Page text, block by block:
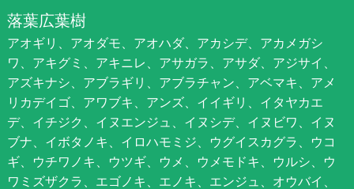
落葉広葉樹
アオギリ、アオダモ、アオハダ、アカシデ、アカメガシ
ワ、アキグミ、アキニレ、アサガラ、アサダ、アジサイ、
アズキナシ、アブラギリ、アブラチャン、アベマキ、アメ
リカデイゴ、アワブキ、アンズ、イイギリ、イタヤカエ
デ、イチジク、イヌエンジュ、イヌシデ、イヌビワ、イヌ
ブナ、イボタノキ、イロハモミジ、ウグイスカグラ、ウコ
ギ、ウチワノキ、ウツギ、ウメ、ウメモドキ、ウルシ、ウ
ワミズザクラ、エゴノキ、エノキ、エンジュ、オウバイ、